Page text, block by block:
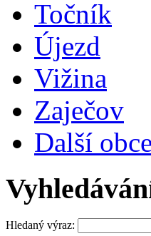
Točník
Újezd
Vižina
Zaječov
Další
Hledaný výraz: